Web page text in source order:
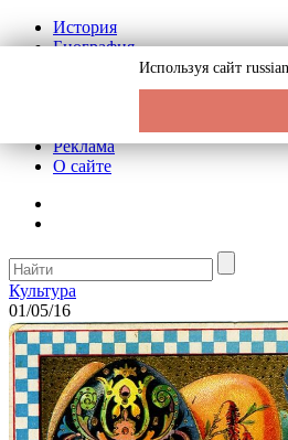
История
Биография
Реклама
О сайте
Культура
01/05/16
Используя сайт